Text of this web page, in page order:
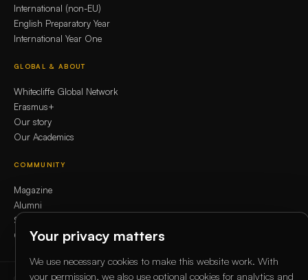
International (non-EU)
English Preparatory Year
International Year One
GLOBAL & ABOUT
Whitecliffe Global Network
Erasmus+
Our story
Our Academics
COMMUNITY
Magazine
Alumni
Student services
ContactYour privacy matters
We use necessary cookies to make this website work. With
your permission, we also use optional cookies for analytics and